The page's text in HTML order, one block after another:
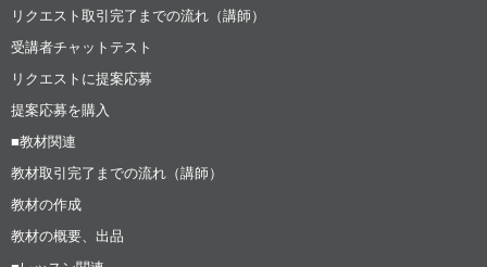
リクエスト取引完了までの流れ（講師）
受講者チャットテスト
リクエストに提案応募
提案応募を購入
■教材関連
教材取引完了までの流れ（講師）
教材の作成
教材の概要、出品